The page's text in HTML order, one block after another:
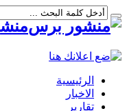
الرئيسية
الاخبار
تقارير